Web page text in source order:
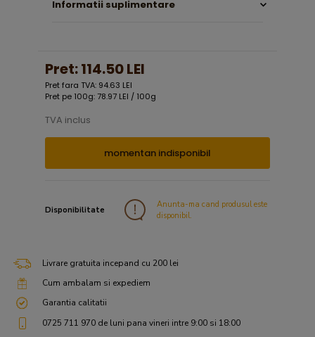
Informatii suplimentare
Pret:114.50 LEI
Pret fara TVA: 94.63 LEI
Pret pe 100g: 78.97 LEI / 100g
TVA inclus
momentan indisponibil
Disponibilitate
Anunta-ma cand produsul este
disponibil.
Livrare gratuita incepand cu 200 lei
Cum ambalam si expediem
Garantia calitatii
0725 711 970 de luni pana vineri intre 9:00 si 18:00